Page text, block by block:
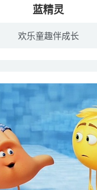
蓝精灵
欢乐童趣伴成长